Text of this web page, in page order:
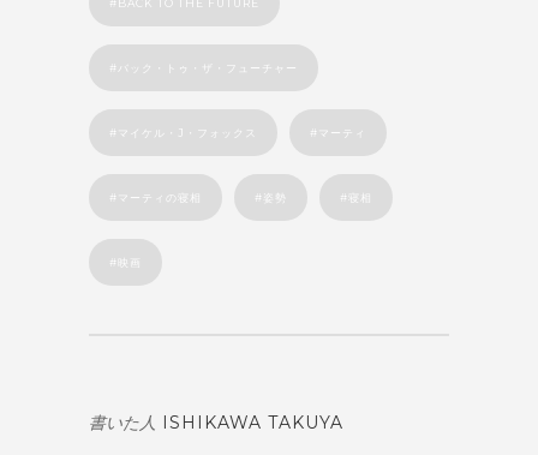
BACK TO THE FUTURE
バック・トゥ・ザ・フューチャー
マイケル・J・フォックス マーティ
マーティの寝相 姿勢 寝相
映画
書いた人 ISHIKAWA TAKUYA